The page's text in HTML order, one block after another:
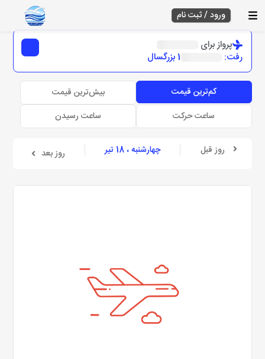
ورود / ثبت نام
پرواز برای
رفت:
1 بزرگسال
کم‌ترین قیمت
بیش‌ترین قیمت
ساعت حرکت
ساعت رسیدن
روز قبل چهارشنبه ، 18 تیر روز بعد